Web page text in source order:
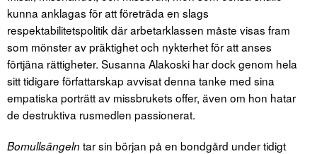
kunna anklagas för att företräda en slags
respektabilitetspolitik där arbetarklassen måste visas fram
som mönster av präktighet och nykterhet för att anses
förtjäna rättigheter. Susanna Alakoski har dock genom hela
sitt tidigare författarskap avvisat denna tanke med sina
empatiska porträtt av missbrukets offer, även om hon hatar
de destruktiva rusmedlen passionerat.
Bomullsängeln tar sin början på en bondgård under tidigt